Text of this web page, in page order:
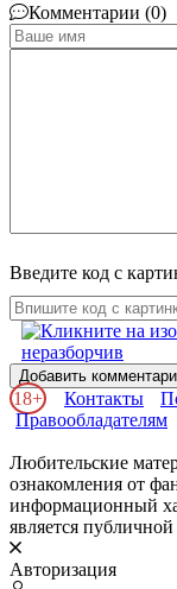
Комментарии (0)
Введите код с
Добавить
18+ Контакты
Правообладателям
Любительские
ознакомления от
информационный
является
Авторизация